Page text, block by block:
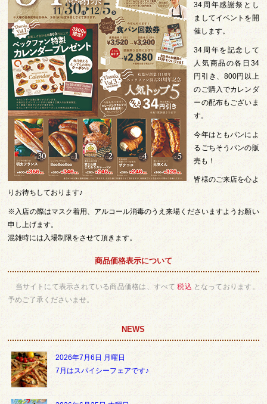
34周年感謝祭とし
ましてイベントを開
催します。
34周年を記念して
人気商品の各日34
円引き、800円以上
のご購入でカレンダ
ーの配布もございま
す。
今年はともパンによ
るごちそうパンの販
売も！
皆様のご来店を心よ
りお待ちしております♪
※入店の際はマスク着用、アルコール消毒のうえ来場くださいますようお願い
申し上げます。
混雑時には入場制限をさせて頂きます。
商品価格表示について
当サイトにて表示されている商品価格は、すべて 税込 となっております。
予めご了承くださいませ。
NEWS
2026年7月6日 月曜日
7月はスパイシーフェアです♪